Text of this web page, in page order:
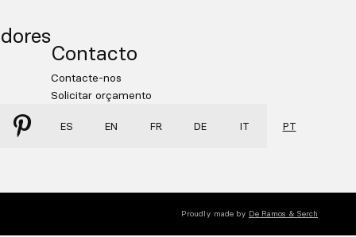
Contacto
Contacte-nos
Solicitar orçamento
Qooqer ES EN FR DE IT PT
Proudly made by De Ramos & Serch